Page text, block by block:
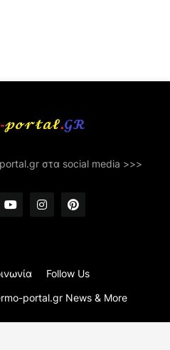
στα social media >>>
portal.gr News & More
Follow Us